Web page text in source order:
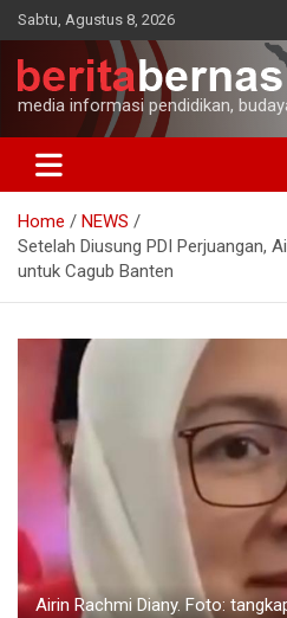
Skip
to
content
Sabtu, Agustus 8, 2026
media informasi pendidikan,
Home
NEWS
Setelah Diusung PDI Perjuangan,
untuk Cagub Banten
Airin Rachmi Diany. Foto: